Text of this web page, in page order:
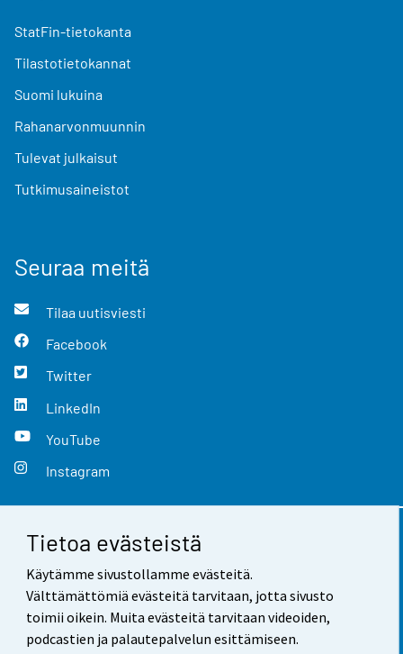
Tietoa evästeistä
Käytämme sivustollamme evästeitä.
Välttämättömiä evästeitä tarvitaan, jotta sivusto
toimii oikein. Muita evästeitä tarvitaan videoiden,
podcastien ja palautepalvelun esittämiseen.
StatFin-tietokanta
Tilastotietokannat
Suomi lukuina
Rahanarvonmuunnin
Tulevat julkaisut
Tutkimusaineistot
Seuraa meitä
Tilaa uutisviesti
Facebook
Twitter
LinkedIn
YouTube
Instagram
Yhteystiedot
Palaute
Käyttöehdot